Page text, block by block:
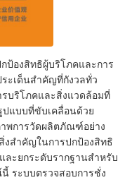
ป้องสิทธิผู้บริโภคและการ
ะเด็นสําคัญที่กังวลทั่ว
บริโภคและสิ่งแวดล้อมที่
ปแบบที่ขับเคลื่อนด้วย
พการวัดผลิตภัณฑ์อย่าง
สําคัญในการปกป้องสิทธิ
ละยกระดับรากฐานสําหรับ
ระบบตรวจสอบการชั่ง